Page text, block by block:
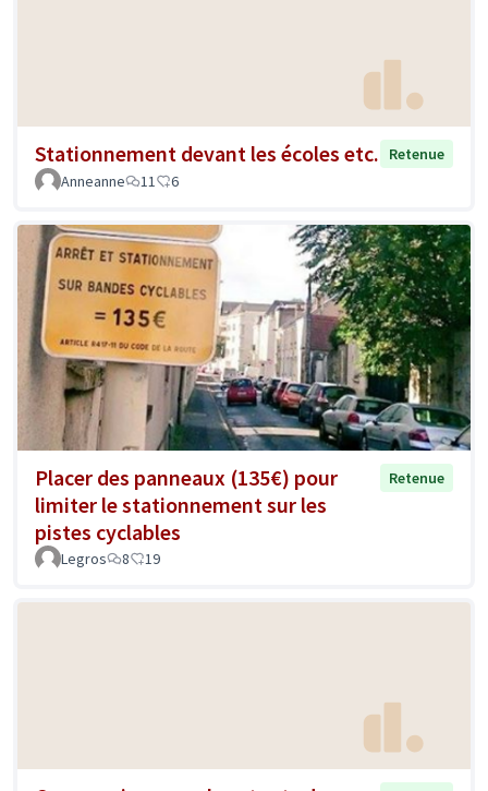
Stationnement devant les écoles etc.
Retenue
Anneanne
11 6
Placer des panneaux (135€) pour
limiter le stationnement sur les
pistes cyclables
Retenue
Legros 8 19